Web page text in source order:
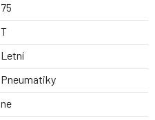
75
T
Letní
Pneumatiky
ne